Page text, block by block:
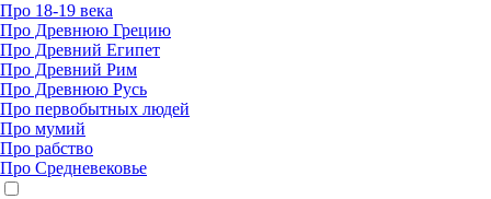
Про 18-19 века
Про Древнюю Грецию
Про Древний Египет
Про Древний Рим
Про Древнюю Русь
Про первобытных людей
Про мумий
Про рабство
Про Средневековье